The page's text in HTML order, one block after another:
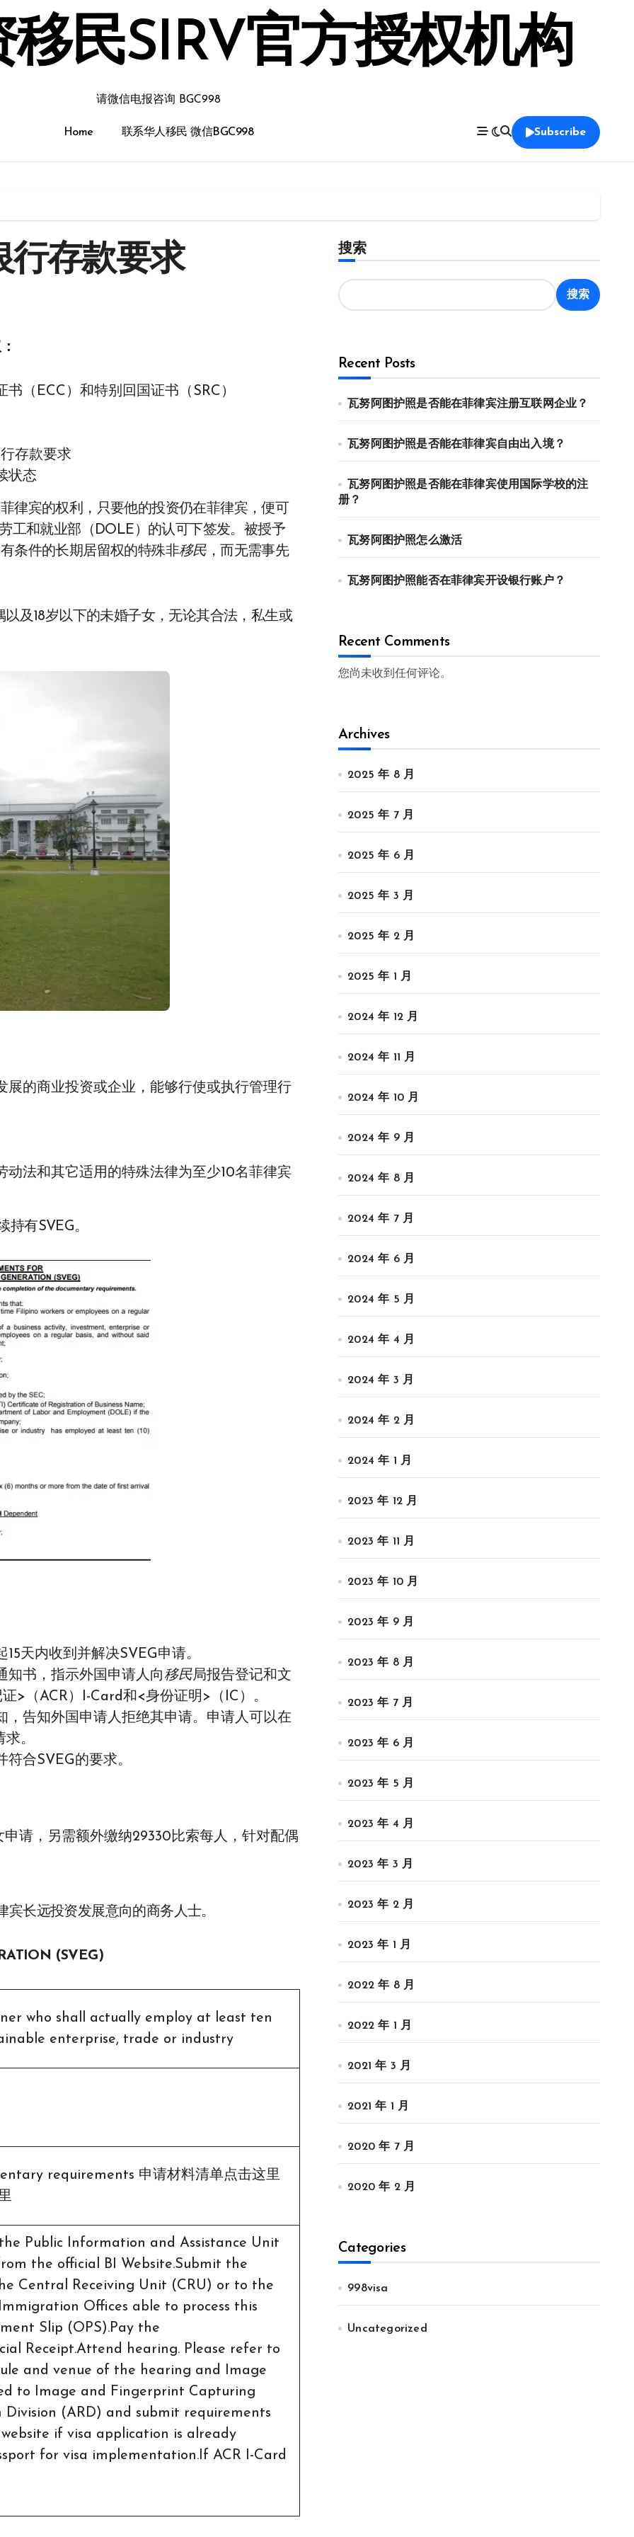
民SIRV官方授权机构
请微信电报咨询 BGC998
Home 联系华人移民 微信BGC998 Subscribe
行存款要求
（ECC）和特别回国证书（SRC）
存款要求
状态
律宾的权利，只要他的投资仍在菲律宾，便可
工和就业部（DOLE）的认可下签发。被授予
条件的长期居留权的特殊非移民，而无需事先
及18岁以下的未婚子女，无论其合法，私生或
的商业投资或企业，能够行使或执行管理行
法和其它适用的特殊法律为至少10名菲律宾
有SVEG。
天内收到并解决SVEG申请。
知书，指示外国申请人向移民局报告登记和文
>（ACR）I-Card和<身份证明>（IC）。
告知外国申请人拒绝其申请。申请人可以在
。
合SVEG的要求。
请，另需额外缴纳29330比索每人，针对配偶
长远投资发展意向的商务人士。
(SVEG)
who shall actually employ at least ten
enterprise, trade or industry
requirements 申请材料清单点击这里
Public Information and Assistance Unit
the official BI Website.Submit the
Central Receiving Unit (CRU) or to the
Offices able to process this
Slip (OPS).Pay the
Receipt.Attend hearing. Please refer to
and venue of the hearing and Image
to Image and Fingerprint Capturing
(ARD) and submit requirements
if visa application is already
for visa implementation.If ACR I-Card
搜索
搜索
Recent Posts
瓦努阿图护照是否能在菲律宾注册互联网企业？
瓦努阿图护照是否能在菲律宾自由出入境？
瓦努阿图护照是否能在菲律宾使用国际学校的注
册？
瓦努阿图护照怎么激活
瓦努阿图护照能否在菲律宾开设银行账户？
Recent Comments
您尚未收到任何评论。
Archives
2025 年 8 月
2025 年 7 月
2025 年 6 月
2025 年 3 月
2025 年 2 月
2025 年 1 月
2024 年 12 月
2024 年 11 月
2024 年 10 月
2024 年 9 月
2024 年 8 月
2024 年 7 月
2024 年 6 月
2024 年 5 月
2024 年 4 月
2024 年 3 月
2024 年 2 月
2024 年 1 月
2023 年 12 月
2023 年 11 月
2023 年 10 月
2023 年 9 月
2023 年 8 月
2023 年 7 月
2023 年 6 月
2023 年 5 月
2023 年 4 月
2023 年 3 月
2023 年 2 月
2023 年 1 月
2022 年 8 月
2022 年 1 月
2021 年 3 月
2021 年 1 月
2020 年 7 月
2020 年 2 月
Categories
998visa
Uncategorized